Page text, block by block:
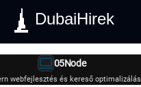
DubaiHirek
05Node
webfejlesztés és kereső optimalizálás